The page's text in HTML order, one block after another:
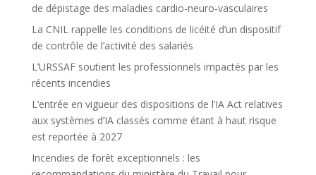
de dépistage des maladies cardio-neuro-vasculaires
La CNIL rappelle les conditions de licéité d’un dispositif
de contrôle de l’activité des salariés
L’URSSAF soutient les professionnels impactés par les
récents incendies
L’entrée en vigueur des dispositions de l’IA Act relatives
aux systèmes d’IA classés comme étant à haut risque
est reportée à 2027
Incendies de forêt exceptionnels : les